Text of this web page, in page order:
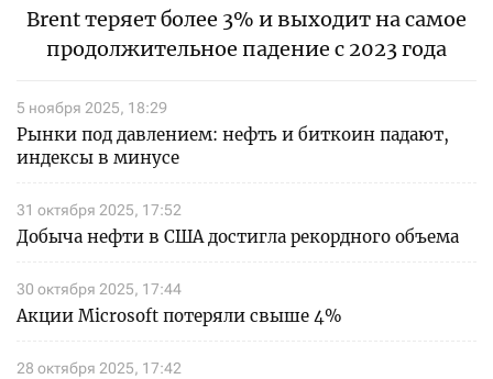
Brent теряет более 3% и выходит на самое
продолжительное падение с 2023 года
5 ноября 2025, 18:29
Рынки под давлением: нефть и биткоин падают,
индексы в минусе
31 октября 2025, 17:52
Добыча нефти в США достигла рекордного объема
30 октября 2025, 17:44
Акции Microsoft потеряли свыше 4%
28 октября 2025, 17:42